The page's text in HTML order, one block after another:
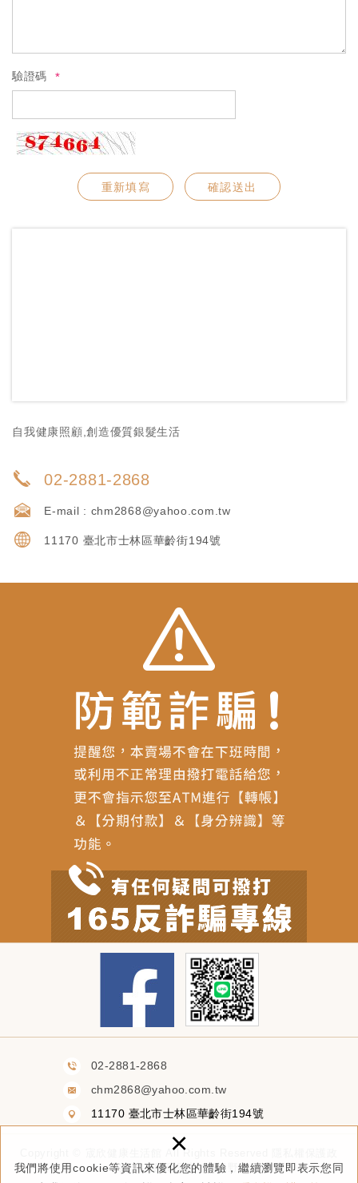
我們將使用cookie等資訊來優化您的體驗，繼續瀏覽即表示您同
×
驗證碼
重新填寫 確認送出
自我健康照顧,創造優質銀髮生活
02-2881-2868
E-mail : chm2868@yahoo.com.tw
11170 臺北市士林區華齡街194號
02-2881-2868
chm2868@yahoo.com.tw
11170 臺北市士林區華齡街194號
All Rights Reserved
策
網頁設計 : 新視野